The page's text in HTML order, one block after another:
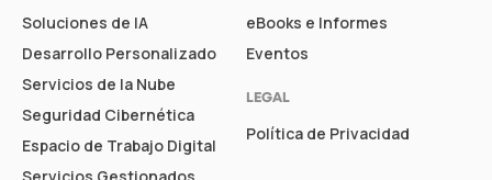
Soluciones de IA
Desarrollo Personalizado
Servicios de la Nube
Seguridad Cibernética
Espacio de Trabajo Digital
eBooks e Informes
Eventos
LEGAL
Política de Privacidad